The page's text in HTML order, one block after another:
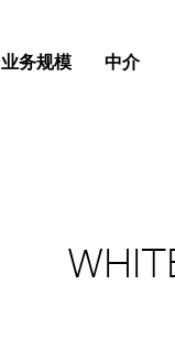
业务规模 中介